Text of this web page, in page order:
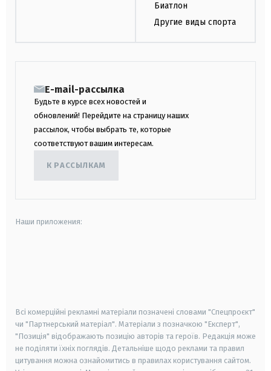
Биатлон
Другие виды спорта
E-mail-рассылка
Будьте в курсе всех новостей и
обновлений! Перейдите на страницу наших
рассылок, чтобы выбрать те, которые
соответствуют вашим интересам.
К РАССЫЛКАМ
Наши приложения:
Всі комерційні рекламні матеріали позначені словами "Спецпроєкт"
чи "Партнерський матеріал". Матеріали з позначкою "Експерт",
"Позиція" відображають позицію авторів та героїв. Редакція може
не поділяти їхніх поглядів. Детальніше щодо реклами та правил
цитування можна ознайомитись в правилах користування сайтом.